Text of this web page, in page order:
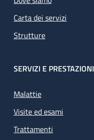
Carta dei servizi
Strutture
SERVIZI E PRESTAZIONI
Malattie
Visite ed esami
Trattamenti